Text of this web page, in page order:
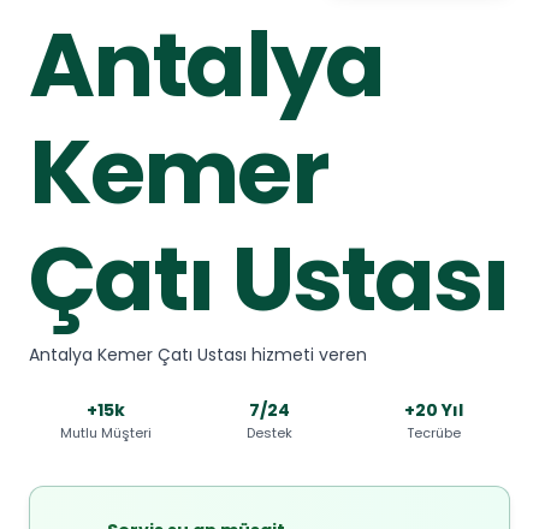
Antalya
Kemer
Çatı Ustası
Antalya Kemer Çatı Ustası hizmeti veren
+15k
Mutlu Müşteri
7/24
Destek
+20 Yıl
Tecrübe